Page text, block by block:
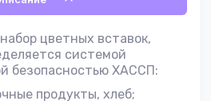
цветных вставок,
системой
безопасностью ХАССП:
продукты, хлеб;